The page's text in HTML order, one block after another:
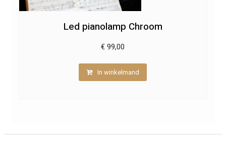
Led pianolamp Chroom
€ 99,00
In winkelmand